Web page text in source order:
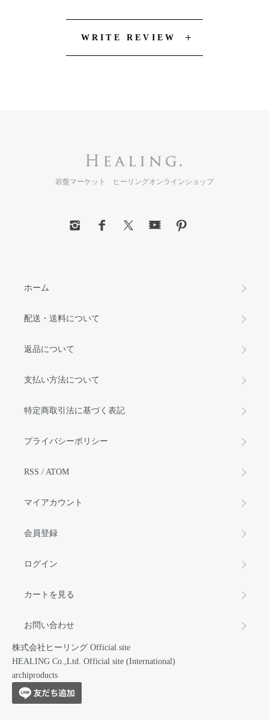
WRITE REVIEW
岩盤マーケット ヒーリングオンラインショップ
ホーム
配送・送料について
返品について
支払い方法について
特定商取引法に基づく表記
プライバシーポリシー
RSS / ATOM
マイアカウント
会員登録
ログイン
カートを見る
お問い合わせ
株式会社ヒーリング Official site
HEALING Co.,Ltd. Official site (International)
archiproducts